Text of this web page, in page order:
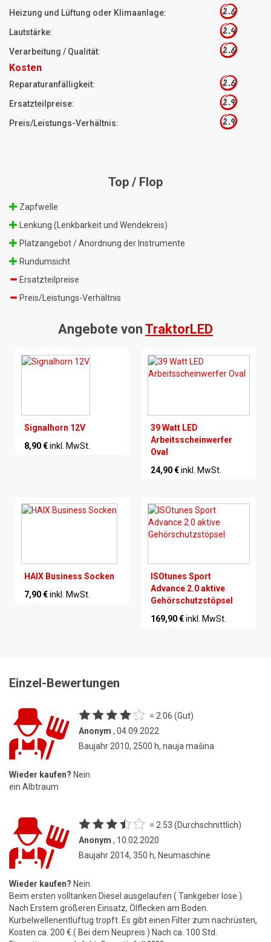
Heizung und Lüftung oder Klimaanlage: 2.6
Lautstärke: 2.4
Verarbeitung / Qualität: 2.6
Kosten
Reparaturanfälligkeit: 2.6
Ersatzteilpreise: 2.9
Preis/Leistungs-Verhältnis: 2.9
Top / Flop
Zapfwelle
Lenkung (Lenkbarkeit und Wendekreis)
Platzangebot / Anordnung der Instrumente
Rundumsicht
Ersatzteilpreise
Preis/Leistungs-Verhältnis
Angebote von TraktorLED
Signalhorn 12V
8,90 €inkl. MwSt.
39 Watt LED
Arbeitsscheinwerfer
Oval
24,90 €inkl. MwSt.
HAIX Business Socken
7,90 €inkl. MwSt.
ISOtunes Sport
Advance 2.0 aktive
Gehörschutzstöpsel
169,90 €inkl. MwSt.
Einzel-Bewertungen
= 2.06 (Gut)
Anonym , 04.09.2022
Baujahr 2010, 2500 h, nauja mašina
Wieder kaufen? Nein
ein Albtraum
= 2.53 (Durchschnittlich)
Anonym , 10.02.2020
Baujahr 2014, 350 h, Neumaschine
Wieder kaufen? Nein
Beim ersten volltanken Diesel ausgelaufen ( Tankgeber lose ).
Nach Erstem größeren Einsatz, Ölflecken am Boden.
Kurbelwellenentlüftug tropft. Es gibt einen Filter zum nachrüsten,
Kosten ca. 200 €.( Bei dem Neupreis ) Nach ca. 100 Std.